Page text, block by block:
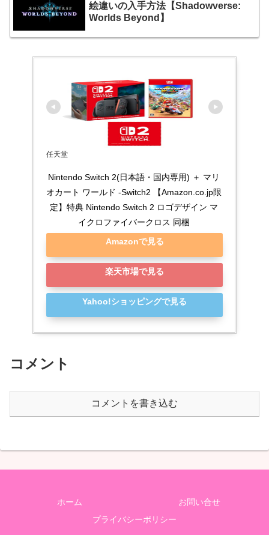
絵違いの入手方法【Shadowverse:
Worlds Beyond】
任天堂
Nintendo Switch 2(日本語・国内専用) ＋ マリ
オカート ワールド -Switch2 【Amazon.co.jp限
定】特典 Nintendo Switch 2 ロゴデザイン マ
イクロファイバークロス 同梱
Amazonで見る
楽天市場で見る
Yahoo!ショッピングで見る
コメント
コメントを書き込む
ホーム
お問い合せ
プライバシーポリシー